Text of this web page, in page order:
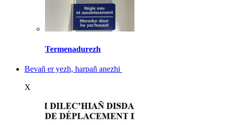
Termenadurezh
Bevañ er yezh, harpañ anezhi
X